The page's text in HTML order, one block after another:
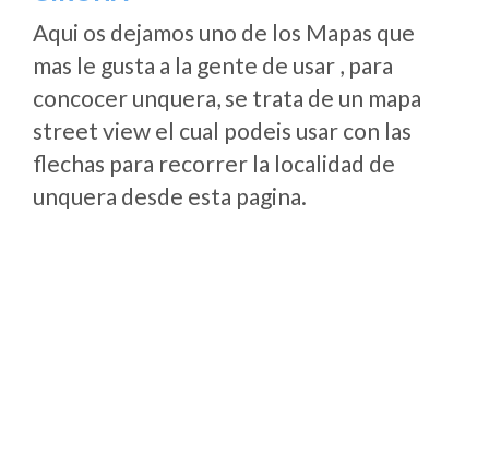
Aqui os dejamos uno de los Mapas que
mas le gusta a la gente de usar , para
concocer unquera, se trata de un mapa
street view el cual podeis usar con las
flechas para recorrer la localidad de
unquera desde esta pagina.